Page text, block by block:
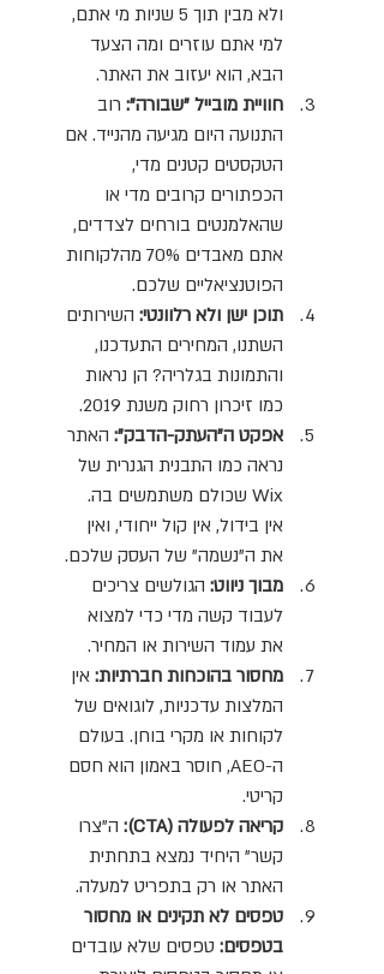
ולא מבין תוך 5 שניות מי אתם,
למי אתם עוזרים ומה הצעד
הבא, הוא יעזוב את האתר.
חוויית מובייל "שבורה": רוב
התנועה היום מגיעה מהנייד. אם
הטקסטים קטנים מדי,
הכפתורים קרובים מדי או
שהאלמנטים בורחים לצדדים,
אתם מאבדים 70% מהלקוחות
הפוטנציאליים שלכם.
תוכן ישן ולא רלוונטי: השירותים
השתנו, המחירים התעדכנו,
והתמונות בגלריה? הן נראות
כמו זיכרון רחוק משנת 2019.
אפקט ה"העתק-הדבק": האתר
נראה כמו התבנית הגנרית של
Wix שכולם משתמשים בה.
אין בידול, אין קול ייחודי, ואין
את ה"נשמה" של העסק שלכם.
מבוך ניווט: הגולשים צריכים
לעבוד קשה מדי כדי למצוא
את עמוד השירות או המחיר.
מחסור בהוכחות חברתיות: אין
המלצות עדכניות, לוגואים של
לקוחות או מקרי בוחן. בעולם
ה-AEO, חוסר באמון הוא חסם
קריטי.
קריאה לפעולה (CTA):
ה"צרו
קשר" היחיד נמצא בתחתית
האתר או רק בתפריט למעלה.
טפסים לא תקינים או מחסור
בטפסים: טפסים שלא עובדים